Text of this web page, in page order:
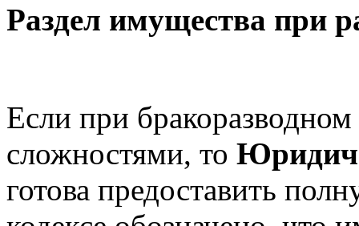
Раздел имущества при
Если при
сложностями, то
готова предоставить